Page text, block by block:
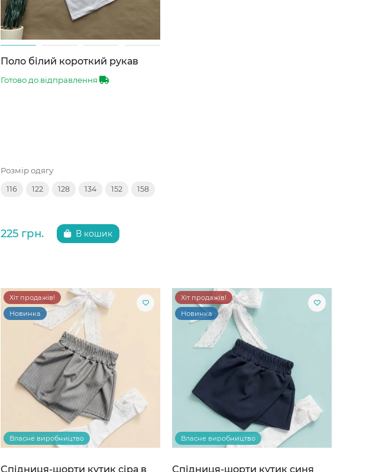
Поло білий короткий рукав
Готово до відправлення
Розмір одягу
116 122 128 134 152 158
225 грн. В кошик
Хіт продажів!
Новинка
Власне виробництво
Спідниця-шорти кутик сіра в
Хіт продажів!
Новинка
Власне виробництво
Спідниця-шорти кутик синя